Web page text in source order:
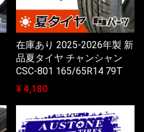
在庫あり 2025-2026年製 新
品夏タイヤ チャンシャン
CSC-801 165/65R14 79T
¥ 4,180